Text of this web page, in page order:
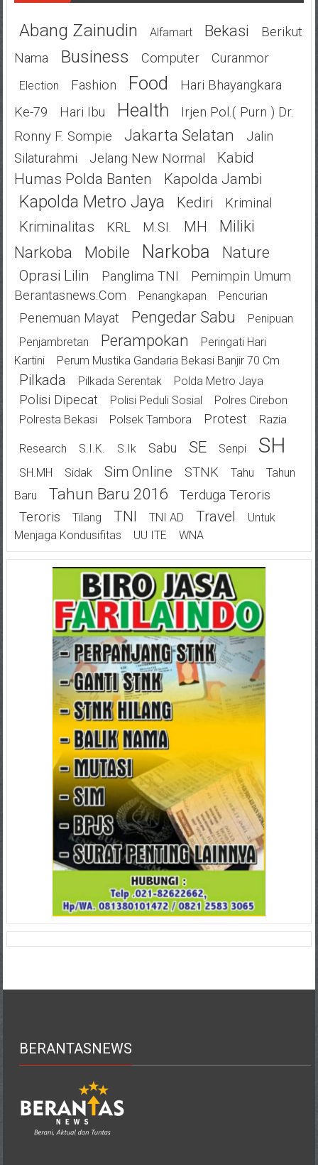
Abang Zainudin Alfamart Bekasi
Berikut
Nama
Business Computer Curanmor
Election Fashion Food
Hari Bhayangkara
Ke-79
Hari Ibu Health
Irjen Pol.( Purn ) Dr.
Ronny F. Sompie
Jakarta Selatan
Jalin
Silaturahmi
Jelang New Normal
Kabid
Humas Polda Banten
Kapolda Jambi
Kapolda Metro Jaya Kediri Kriminal
Kriminalitas KRL M.SI. MH
Miliki
Narkoba
Mobile Narkoba Nature
Oprasi Lilin Panglima TNI
Pemimpin Umum
Berantasnews.com
Penangkapan Pencurian
Penemuan Mayat Pengedar Sabu
Penipuan
Penjambretan
Perampokan
Peringati Hari
Kartini
Perum Mustika Gandaria Bekasi Banjir 70 Cm
Pilkada Pilkada Serentak Polda Metro Jaya
Polisi Dipecat Polisi Peduli Sosial
Polres Cirebon
Polresta Bekasi
Polsek Tambora Protest Razia
Research S.I.K. S.Ik Sabu SE Senpi SH
SH.MH Sidak Sim Online STNK Tahu
Tahun
Baru
Tahun Baru 2016
Terduga Teroris
Teroris
Tilang TNI TNI AD Travel
Untuk
Menjaga Kondusifitas
UU ITE WNA
BERANTASNEWS